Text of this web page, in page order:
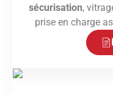
sécurisation,
prise en charge